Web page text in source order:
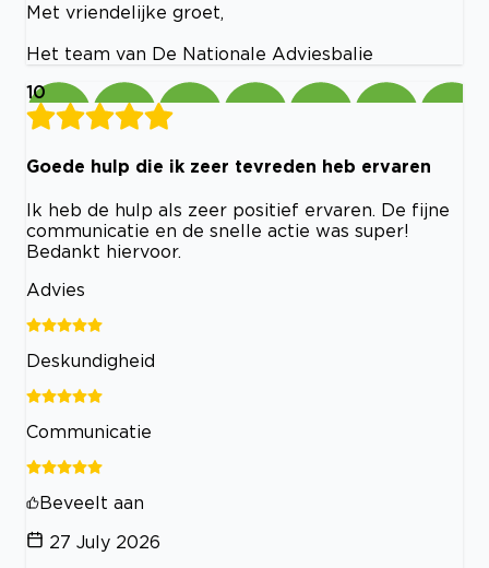
Met vriendelijke groet,
Het team van De Nationale Adviesbalie
10
Goede hulp die ik zeer tevreden heb ervaren
Ik heb de hulp als zeer positief ervaren. De fijne
communicatie en de snelle actie was super!
Bedankt hiervoor.
Advies
Deskundigheid
Communicatie
Beveelt aan
27 July 2026